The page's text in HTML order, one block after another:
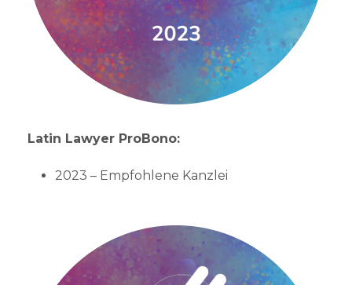
Latin Lawyer ProBono:
2023 – Empfohlene Kanzlei